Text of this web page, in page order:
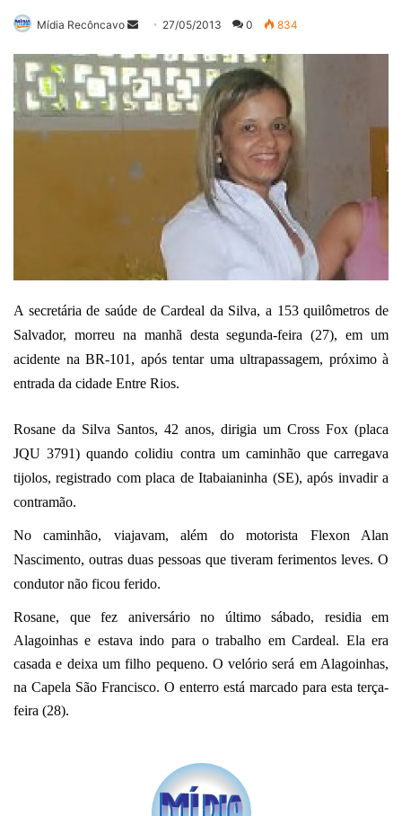
Mídia Recôncavo
Mande
e-
mail
27/05/2013 0 834
A secretária de saúde de Cardeal da Silva, a 153 quilômetros de
Salvador, morreu na manhã desta segunda-feira (27), em um
acidente na BR-101, após tentar uma ultrapassagem, próximo à
entrada da cidade Entre Rios.
Rosane da Silva Santos, 42 anos, dirigia um Cross Fox (placa
JQU 3791) quando colidiu contra um caminhão que carregava
tijolos, registrado com placa de Itabaianinha (SE), após invadir a
contramão.
No caminhão, viajavam, além do motorista Flexon Alan
Nascimento, outras duas pessoas que tiveram ferimentos leves. O
condutor não ficou ferido.
Rosane, que fez aniversário no último sábado, residia em
Alagoinhas e estava indo para o trabalho em Cardeal. Ela era
casada e deixa um filho pequeno. O velório será em Alagoinhas,
na Capela São Francisco. O enterro está marcado para esta terça-
feira (28).